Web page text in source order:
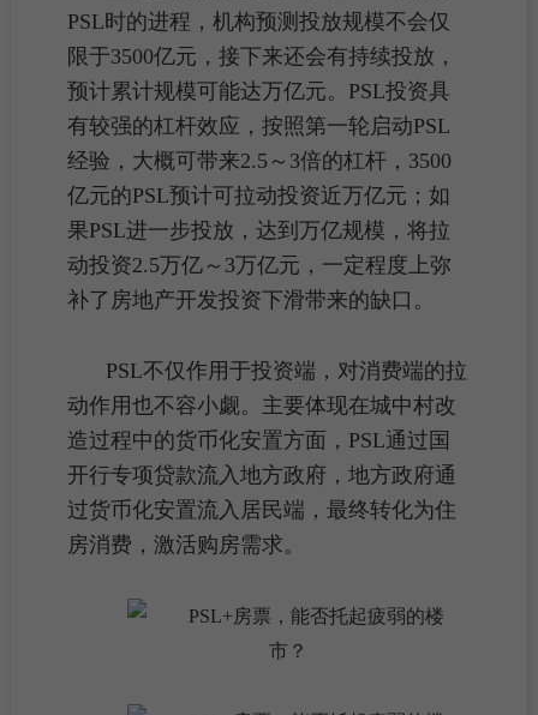
PSL时的进程，机构预测投放规模不会仅
限于3500亿元，接下来还会有持续投放，
预计累计规模可能达万亿元。PSL投资具
有较强的杠杆效应，按照第一轮启动PSL
经验，大概可带来2.5～3倍的杠杆，3500
亿元的PSL预计可拉动投资近万亿元；如
果PSL进一步投放，达到万亿规模，将拉
动投资2.5万亿～3万亿元，一定程度上弥
补了 房地产开发投资下滑带来的缺口。
PSL不仅作用于投资端，对消费端的拉
动作用也不容小觑。主要体现在城中村改
造过程中的货币化安置方面，PSL通过国
开行专项贷款流入地方政府，地方政府通
过货币化安置流入居民端，最终转化为住
房消费，激活购房需求。